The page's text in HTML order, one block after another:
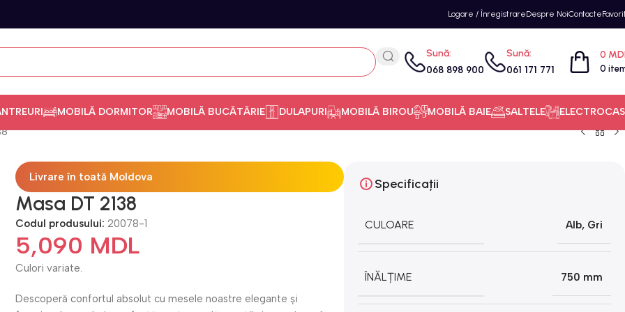
Logare / ÎnregistrareDespre NoiContacte
Sună:
068 898 900
Sună:
061 171 771 0
0
MOBILĂ DORMITOR MOBILĂ BUCĂTĂRIE DULAPURI MOBILĂ BIROU MOBILĂ BAIE SALTELE
Livrare în toată Moldova
Masa DT 2138
Codul produsului: 20078-1
5,090 MDL
Culori variate.
Descoperă confortul absolut cu mesele noastre elegante și
Specificații
CULOARE Alb, Gri
ÎNĂLȚIME 750 mm